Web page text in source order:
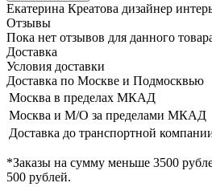
Екатерина Креатова дизайнер
Отзывы
Пока нет отзывов для данного
Доставка
Условия доставки
Доставка по Москве и Подмосквью
Москва в пределах МКАД
Москва и М/О за пределами МКАД
Доставка до транспортной
*Заказы на сумму меньше 3500
500 рублей.